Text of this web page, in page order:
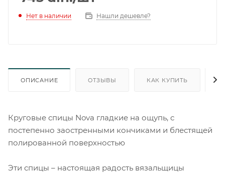
Нет в наличии Нашли дешевле?
ОПИСАНИЕ ОТЗЫВЫ КАК КУПИТЬ
Круговые спицы Nova гладкие на ощупь, с
постепенно заостренными кончиками и блестящей
полированной поверхностью
Эти спицы – настоящая радость вязальщицы